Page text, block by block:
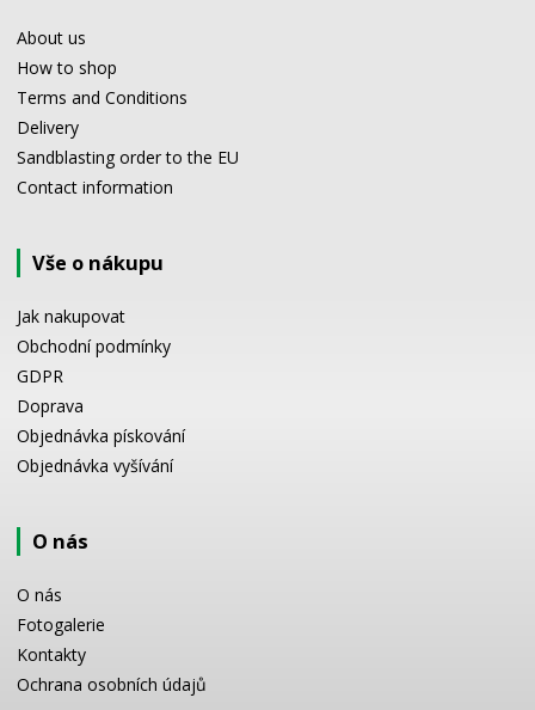
About us
How to shop
Terms and Conditions
Delivery
Sandblasting order to the EU
Contact information
Vše o nákupu
Jak nakupovat
Obchodní podmínky
GDPR
Doprava
Objednávka pískování
Objednávka vyšívání
O nás
O nás
Fotogalerie
Kontakty
Ochrana osobních údajů